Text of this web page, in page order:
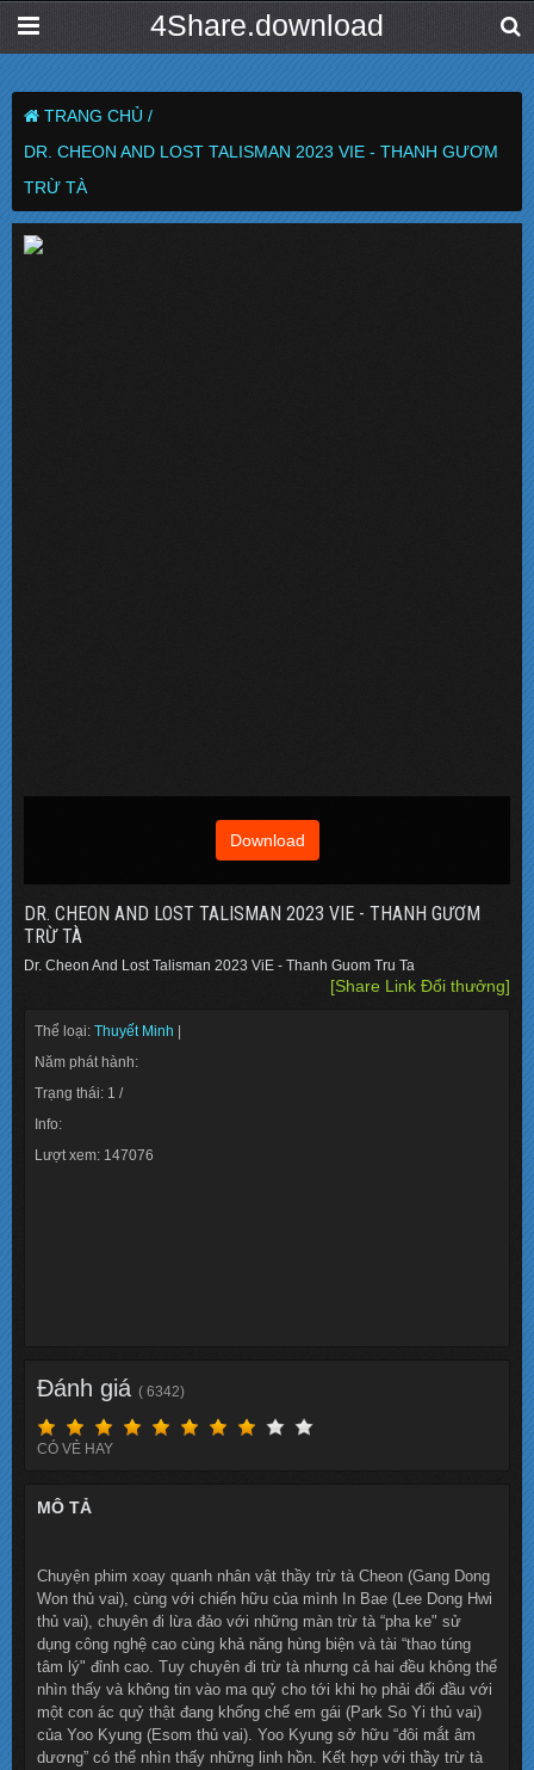
4Share.download
TRANG CHỦ /
DR. CHEON AND LOST TALISMAN 2023 VIE - THANH GƯƠM
TRỪ TÀ
Download
DR. CHEON AND LOST TALISMAN 2023 VIE - THANH GƯƠM
TRỪ TÀ
Dr. Cheon And Lost Talisman 2023 ViE - Thanh Guom Tru Ta
[Share Link Đổi thưởng]
Thể loại: Thuyết Minh
Năm phát hành:
Trạng thái: 1 /
Info:
Lượt xem: 147076
Đánh giá ( 6342)
CÓ VẺ HAY
MÔ TẢ
Chuyện phim xoay quanh nhân vật thầy trừ tà Cheon (Gang Dong
Won thủ vai), cùng với chiến hữu của mình In Bae (Lee Dong Hwi
thủ vai), chuyên đi lừa đảo với những màn trừ tà “pha ke" sử
dụng công nghệ cao cùng khả năng hùng biện và tài “thao túng
tâm lý" đỉnh cao. Tuy chuyên đi trừ tà nhưng cả hai đều không thể
nhìn thấy và không tin vào ma quỷ cho tới khi họ phải đối đầu với
một con ác quỷ thật đang khống chế em gái (Park So Yi thủ vai)
của Yoo Kyung (Esom thủ vai). Yoo Kyung sở hữu “đôi mắt âm
dương” có thể nhìn thấy những linh hồn. Kết hợp với thầy trừ tà